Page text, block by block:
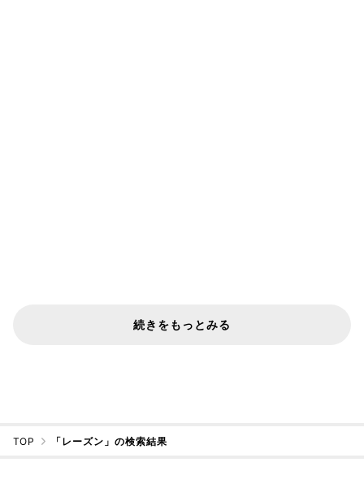
続きをもっとみる
TOP 「レーズン」の検索結果